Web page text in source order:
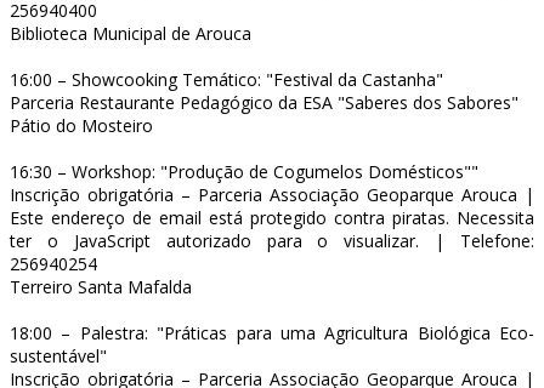
256940400
Biblioteca Municipal de Arouca
16:00 – Showcooking Temático: "Festival da Castanha"
Parceria Restaurante Pedagógico da ESA "Saberes dos Sabores"
Pátio do Mosteiro
16:30 – Workshop: "Produção de Cogumelos Domésticos""
Inscrição obrigatória – Parceria Associação Geoparque Arouca |
Este endereço de email está protegido contra piratas. Necessita
ter o JavaScript autorizado para o visualizar. | Telefone:
256940254
Terreiro Santa Mafalda
18:00 – Palestra: "Práticas para uma Agricultura Biológica Eco-
sustentável"
Inscrição obrigatória – Parceria Associação Geoparque Arouca |